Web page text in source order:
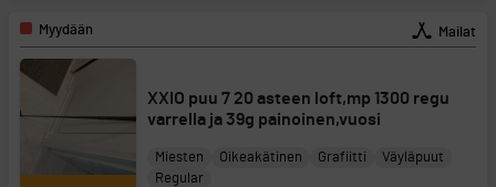
Myydään Mailat
XXIO puu 7 20 asteen loft,mp 1300 regu
varrella ja 39g painoinen,vuosi
Miesten Oikeakätinen Grafiitti
Väyläpuut
Regular